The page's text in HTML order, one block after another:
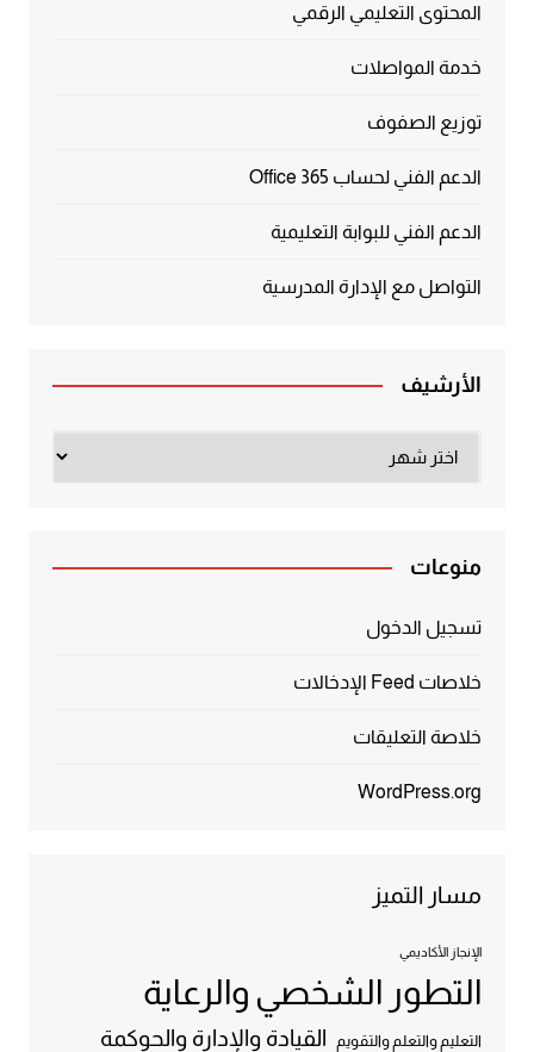
المحتوى التعليمي الرقمي
خدمة المواصلات
توزيع الصفوف
الدعم الفني لحساب Office 365
الدعم الفني للبوابة التعليمية
التواصل مع الإدارة المدرسية
الأرشيف
منوعات
تسجيل الدخول
خلاصات Feed الإدخالات
خلاصة التعليقات
WordPress.org
مسار التميز
الإنجاز الأكاديمي
التطور الشخصي والرعاية
التعليم والتعلم والتقويم القيادة والإدارة والحوكمة